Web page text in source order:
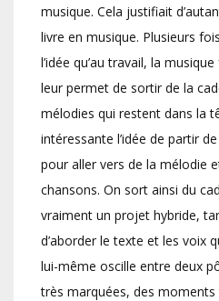
musique. Cela justifiait
livre en musique. Plusieurs
l’idée qu’au travail, la
leur permet de sortir de la
mélodies qui restent dans la
intéressante l’idée de partir
pour aller vers de la mélodie
chansons. On sort ainsi du
vraiment un projet hybride,
d’aborder le texte et les voix
lui-même oscille entre deux
très marquées, des